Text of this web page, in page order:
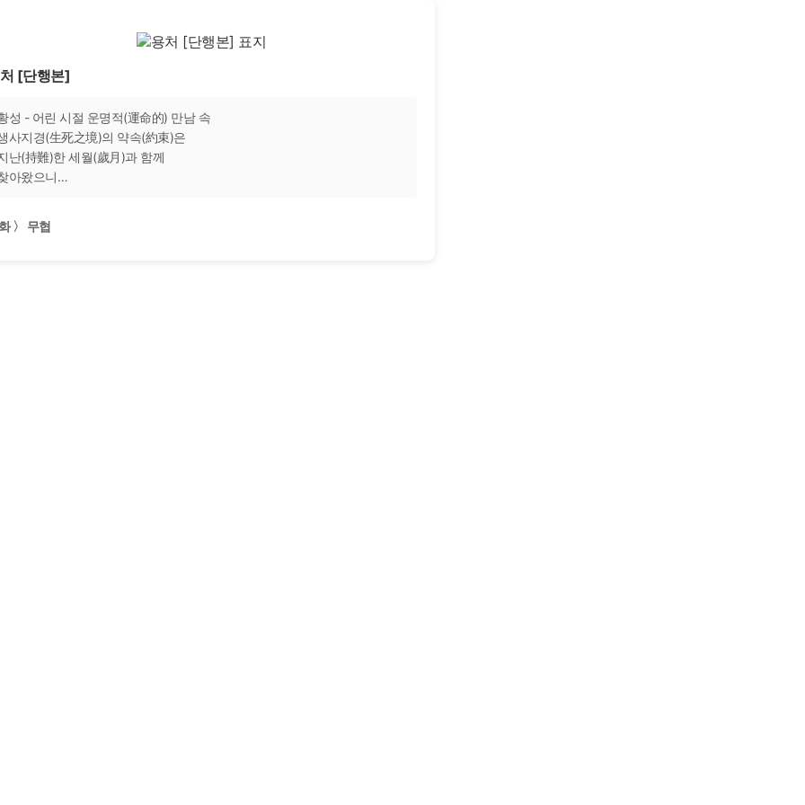
[단행본]
성 - 어린 시절 운명적(運命的) 만남 속
사지경(生死之境)의 약속(約束)은
난(持難)한 세월(歲月)과 함께
아왔으니…
〉 무협